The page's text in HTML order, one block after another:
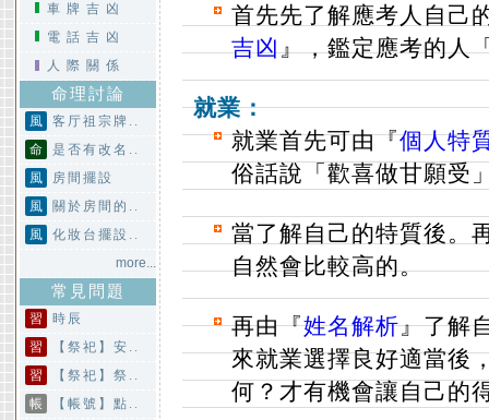
車牌吉凶
電話吉凶
人際關係
命理討論
風
客厅祖宗牌..
命
是否有改名..
風
房間擺設
風
關於房間的..
風
化妝台擺設..
more...
常見問題
習
時辰
習
【祭祀】安..
習
【祭祀】祭..
帳
【帳號】點..
首先先了解應考人自己
吉凶』，鑑定應考的人
就業：
就業首先可由『個人特
俗話說「歡喜做甘願受
當了解自己的特質後。
自然會比較高的。
再由『姓名解析』了解
來就業選擇良好適當後
何？才有機會讓自己的